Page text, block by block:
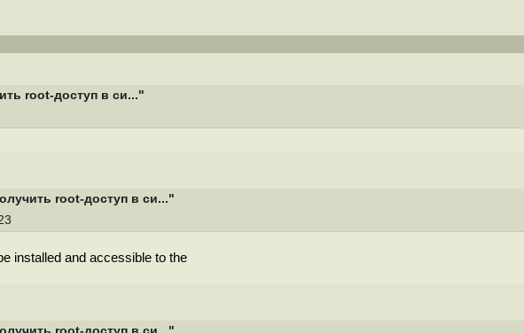
root-доступ в си..."
root-доступ в си..."
installed and accessible to the